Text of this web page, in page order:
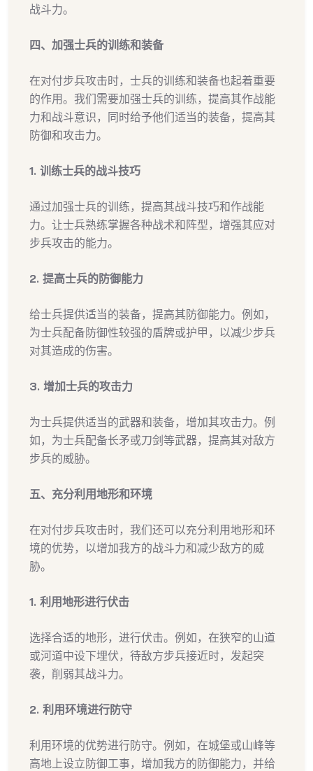
战斗力。
四、加强士兵的训练和装备
在对付步兵攻击时，士兵的训练和装备也起着重要
的作用。我们需要加强士兵的训练，提高其作战能
力和战斗意识，同时给予他们适当的装备，提高其
防御和攻击力。
1. 训练士兵的战斗技巧
通过加强士兵的训练，提高其战斗技巧和作战能
力。让士兵熟练掌握各种战术和阵型，增强其应对
步兵攻击的能力。
2. 提高士兵的防御能力
给士兵提供适当的装备，提高其防御能力。例如，
为士兵配备防御性较强的盾牌或护甲，以减少步兵
对其造成的伤害。
3. 增加士兵的攻击力
为士兵提供适当的武器和装备，增加其攻击力。例
如，为士兵配备长矛或刀剑等武器，提高其对敌方
步兵的威胁。
五、充分利用地形和环境
在对付步兵攻击时，我们还可以充分利用地形和环
境的优势，以增加我方的战斗力和减少敌方的威
胁。
1. 利用地形进行伏击
选择合适的地形，进行伏击。例如，在狭窄的山道
或河道中设下埋伏，待敌方步兵接近时，发起突
袭，削弱其战斗力。
2. 利用环境进行防守
利用环境的优势进行防守。例如，在城堡或山峰等
高地上设立防御工事，增加我方的防御能力，并给